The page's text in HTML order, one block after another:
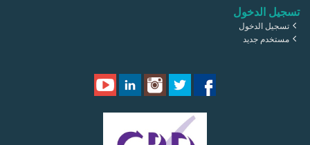
تسجيل الدخول
تسجيل الدخول
مستخدم جديد